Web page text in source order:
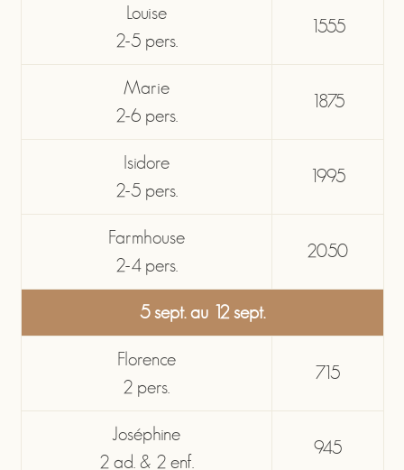
Louise
2-5 pers.
1555
Marie
2-6 pers.
1875
Isidore
2-5 pers.
1995
Farmhouse
2-4 pers.
2050
5 sept. au 12 sept.
Florence
2 pers.
715
Joséphine
2 ad. & 2 enf.
945